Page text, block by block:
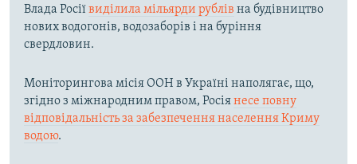
Влада Росіївиділила мільярди рублів на будівництво
нових водогонів, водозаборів і на буріння
свердловин.
Моніторингова місія ООН в Україні наполягає, що,
згідно з міжнародним правом, Росіянесе повну
відповідальність за забезпечення населення Криму
водою.